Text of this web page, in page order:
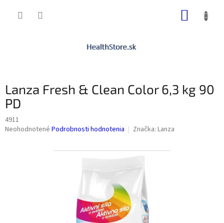
Lanza Fresh & Clean Color 6,3 kg 90
PD
4911
Priemerné
Neohodnotené Podrobnosti hodnotenia Značka: Lanza